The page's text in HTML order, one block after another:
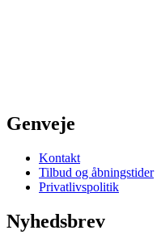
Genveje
Kontakt
Tilbud og åbningstider
Privatlivspolitik
Nyhedsbrev